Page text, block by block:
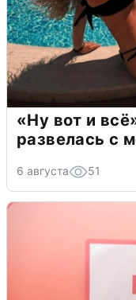
«Ну вот и
развелась с
6 августа 51